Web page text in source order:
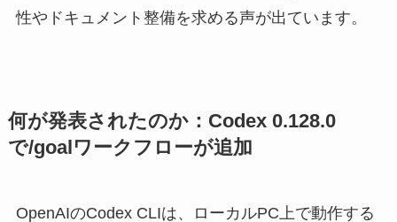
性やドキュメント整備を求める声が出ています。
何が発表されたのか：Codex 0.128.0
で/goalワークフローが追加
OpenAIのCodex CLIは、ローカルPC上で動作する